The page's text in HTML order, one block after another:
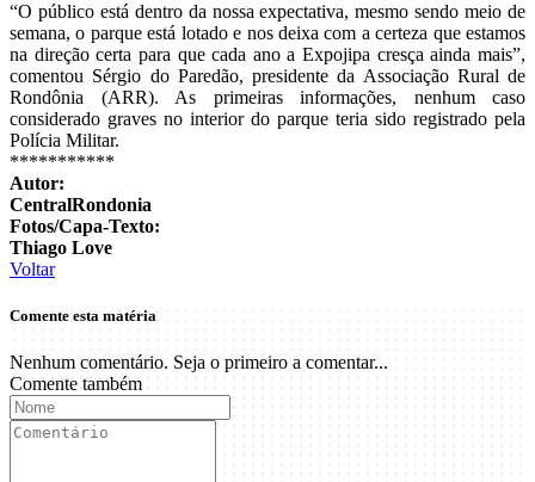
“O público está dentro da nossa expectativa, mesmo sendo meio de
semana, o parque está lotado e nos deixa com a certeza que estamos
na direção certa para que cada ano a Expojipa cresça ainda mais”,
comentou Sérgio do Paredão, presidente da Associação Rural de
Rondônia (ARR). As primeiras informações, nenhum caso
considerado graves no interior do parque teria sido registrado pela
Polícia Militar.
***********
Autor:
CentralRondonia
Fotos/Capa-Texto:
Thiago Love
Voltar
Comente esta matéria
Nenhum comentário. Seja o primeiro a comentar...
Comente também